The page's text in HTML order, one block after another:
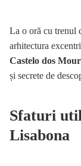
La o oră cu trenul
arhitectura
Castelo dos
și secrete de
Sfaturi
Lisabona